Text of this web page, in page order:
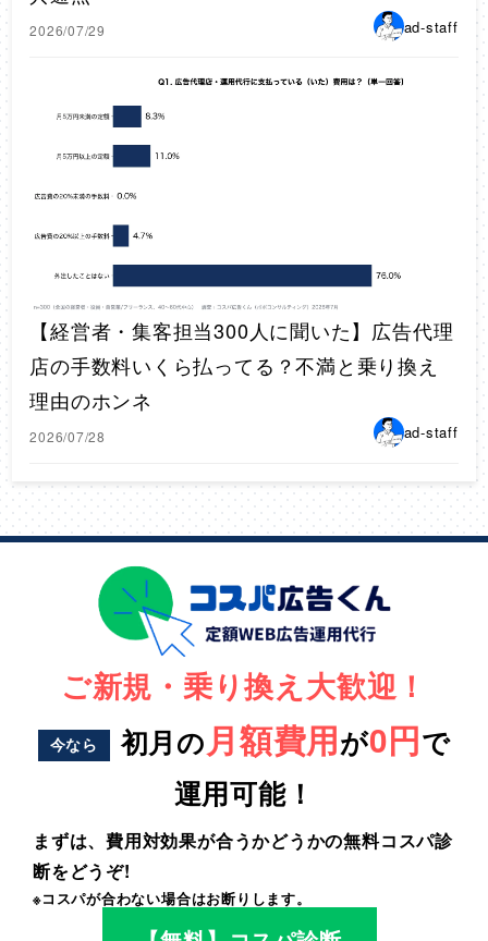
2026/07/29 ad-staff
【経営者・集客担当300人に聞いた】広告代理
店の手数料いくら払ってる？不満と乗り換え
理由のホンネ
2026/07/28 ad-staff
ご新規・乗り換え大歓迎！
今なら 初月の月額費用が0円で
運用可能！
まずは、費用対効果が合うかどうかの無料コスパ診
断をどうぞ!
※コスパが合わない場合はお断りします。